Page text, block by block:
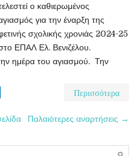
ο καθιερωμένος
για την έναρξη της
σχολικής χρονιάς 2024-25
ΕΠΑΛ Ελ. Βενιζέλου.
ημέρα του αγιασμού. Την
Περισσότερα
Παλαιότερες αναρτήσεις →